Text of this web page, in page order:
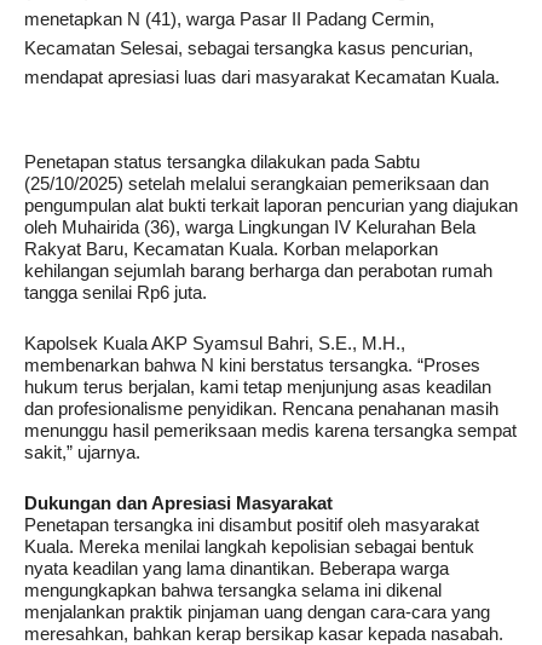
menetapkan N (41), warga Pasar II Padang Cermin,
Kecamatan Selesai, sebagai tersangka kasus pencurian,
mendapat apresiasi luas dari masyarakat Kecamatan Kuala.
Penetapan status tersangka dilakukan pada Sabtu
(25/10/2025) setelah melalui serangkaian pemeriksaan dan
pengumpulan alat bukti terkait laporan pencurian yang diajukan
oleh Muhairida (36), warga Lingkungan IV Kelurahan Bela
Rakyat Baru, Kecamatan Kuala. Korban melaporkan
kehilangan sejumlah barang berharga dan perabotan rumah
tangga senilai Rp6 juta.
Kapolsek Kuala AKP Syamsul Bahri, S.E., M.H.,
membenarkan bahwa N kini berstatus tersangka. “Proses
hukum terus berjalan, kami tetap menjunjung asas keadilan
dan profesionalisme penyidikan. Rencana penahanan masih
menunggu hasil pemeriksaan medis karena tersangka sempat
sakit,” ujarnya.
Dukungan dan Apresiasi Masyarakat
Penetapan tersangka ini disambut positif oleh masyarakat
Kuala. Mereka menilai langkah kepolisian sebagai bentuk
nyata keadilan yang lama dinantikan. Beberapa warga
mengungkapkan bahwa tersangka selama ini dikenal
menjalankan praktik pinjaman uang dengan cara-cara yang
meresahkan, bahkan kerap bersikap kasar kepada nasabah.